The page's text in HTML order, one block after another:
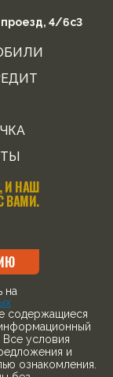
проезд, 4/6с3
И НАШ
ВАМИ.
на
содержащиеся
условия
и
ознакомления.